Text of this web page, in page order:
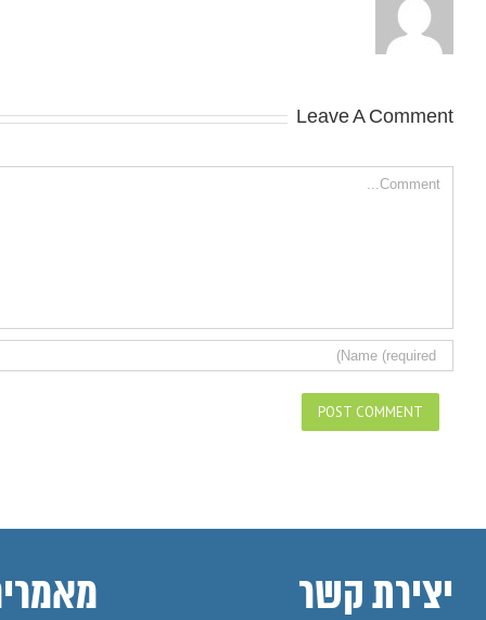
Leave A Comment
Comment
יצירת קשר